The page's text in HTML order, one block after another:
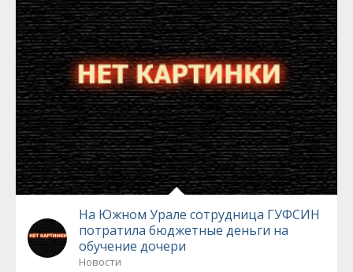
На Южном Урале сотрудница ГУФСИН
потратила бюджетные деньги на
обучение дочери
Новости